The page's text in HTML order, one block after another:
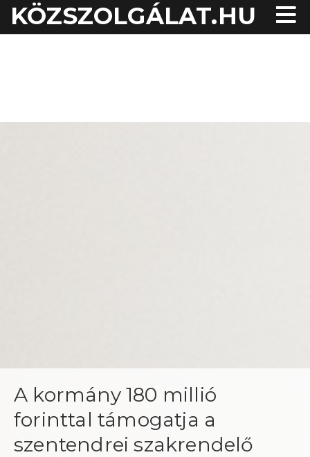
KÖZSZOLGÁLAT.HU
A kormány 180 millió
forinttal támogatja a
szentendrei szakrendelő